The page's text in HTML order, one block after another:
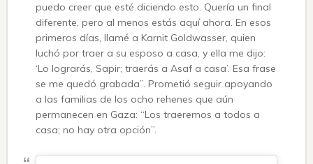
puedo creer que esté diciendo esto. Quería un final
diferente, pero al menos estás aquí ahora. En esos
primeros días, llamé a Karnit Goldwasser, quien
luchó por traer a su esposo a casa, y ella me dijo:
‘Lo lograrás, Sapir; traerás a Asaf a casa’. Esa frase
se me quedó grabada”. Prometió seguir apoyando
a las familias de los ocho rehenes que aún
permanecen en Gaza: “Los traeremos a todos a
casa; no hay otra opción”.